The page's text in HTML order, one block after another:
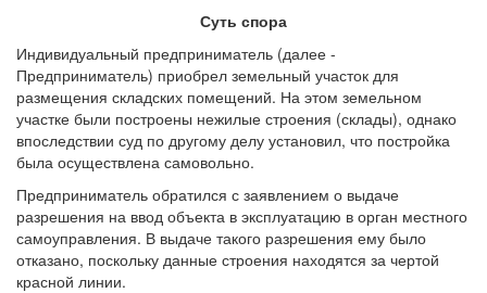
Суть спора
Индивидуальный предприниматель (далее -
Предприниматель) приобрел земельный участок для
размещения складских помещений. На этом земельном
участке были построены нежилые строения (склады), однако
впоследствии суд по другому делу установил, что постройка
была осуществлена самовольно.
Предприниматель обратился с заявлением о выдаче
разрешения на ввод объекта в эксплуатацию в орган местного
самоуправления. В выдаче такого разрешения ему было
отказано, поскольку данные строения находятся за чертой
красной линии.